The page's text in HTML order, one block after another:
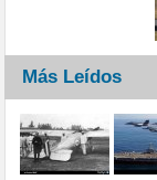
Más Leídos